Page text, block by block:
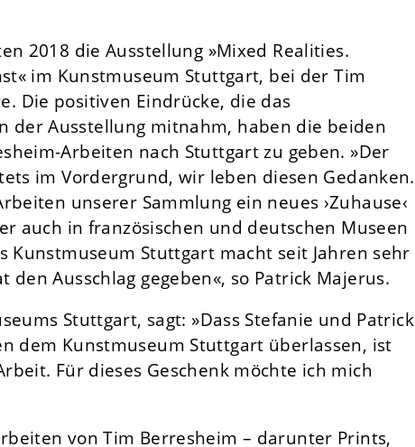
2018 die Ausstellung »Mixed Realities.
im Kunstmuseum Stuttgart, bei der Tim
Die positiven Eindrücke, die das
der Ausstellung mitnahm, haben die beiden
Arbeiten nach Stuttgart zu geben. »Der
im Vordergrund, wir leben diesen Gedanken.
unserer Sammlung ein neues ›Zuhause‹
auch in französischen und deutschen Museen
Kunstmuseum Stuttgart macht seit Jahren sehr
Ausschlag gegeben«, so Patrick Majerus.
Stuttgart, sagt: »Dass Stefanie und Patrick
dem Kunstmuseum Stuttgart überlassen, ist
Für dieses Geschenk möchte ich mich
von Tim Berresheim – darunter Prints,